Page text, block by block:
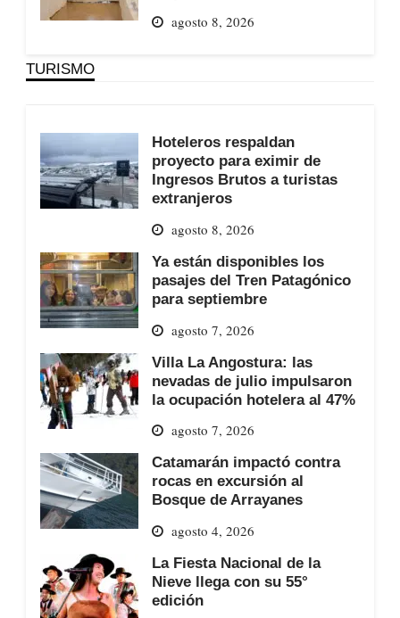
agosto 8, 2026
TURISMO
Hoteleros respaldan
proyecto para eximir de
Ingresos Brutos a turistas
extranjeros
agosto 8, 2026
Ya están disponibles los
pasajes del Tren Patagónico
para septiembre
agosto 7, 2026
Villa La Angostura: las
nevadas de julio impulsaron
la ocupación hotelera al 47%
agosto 7, 2026
Catamarán impactó contra
rocas en excursión al
Bosque de Arrayanes
agosto 4, 2026
La Fiesta Nacional de la
Nieve llega con su 55°
edición